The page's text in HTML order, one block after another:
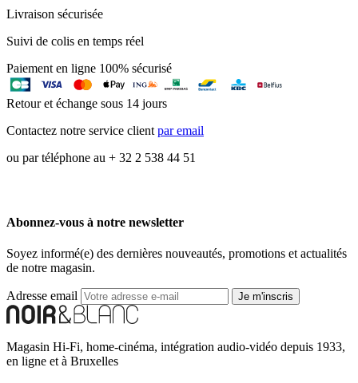
Livraison sécurisée
Suivi de colis en temps réel
Paiement en ligne 100% sécurisé
Retour et échange sous 14 jours
Contactez notre service clientpar email
ou par téléphone au + 32 2 538 44 51
Abonnez-vous à notre newsletter
Soyez informé(e) des dernières nouveautés, promotions et actualités
de notre magasin.
Adresse email Je m'inscris
Magasin Hi-Fi, home-cinéma, intégration audio-vidéo depuis 1933,
en ligne et à Bruxelles